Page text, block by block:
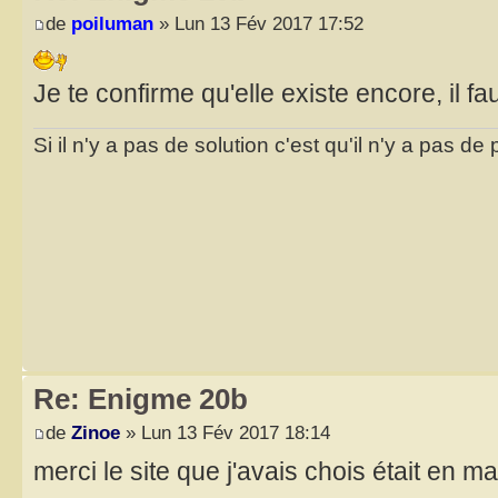
de poiluman » Lun 13 Fév 2017 17:52
Je te confirme qu'elle existe encore, il
Si il n'y a pas de solution c'est qu'il n'y a pas de
Re: Enigme 20b
de Zinoe » Lun 13 Fév 2017 18:14
merci le site que j'avais chois était en